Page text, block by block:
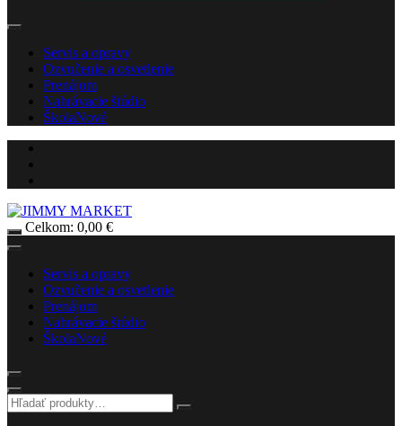
Servis a opravy
Ozvučenie a osvetlenie
Prenájom
Nahrávacie štúdio
ŠkolaNové
Celkom: 0,00 €
Servis a opravy
Ozvučenie a osvetlenie
Prenájom
Nahrávacie štúdio
ŠkolaNové